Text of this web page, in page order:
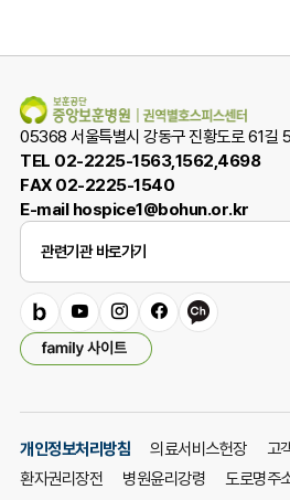
05368 서울특별시 강동구 진황도로 61길
TEL 02-2225-1563,1562,4698
FAX 02-2225-1540
E-mail hospice1@bohun.or.kr
관련기관 바로가기
밴
드
유
튜
브
인
스
타
램
페
카
널
패
밀
사
트
열
개인정보처리방침 의료서비스헌장
고
환자권리장전
병원윤리강령 도로명주